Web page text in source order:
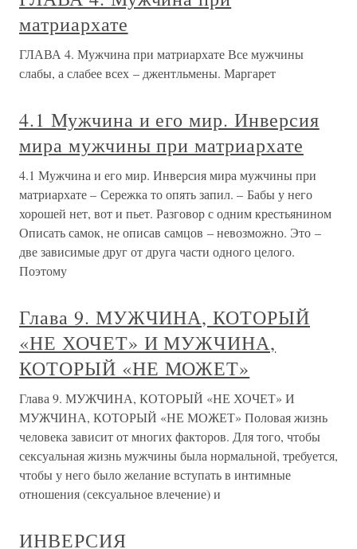
матриархате
ГЛАВА 4. Мужчина при матриархате Все мужчины
слабы, а слабее всех – джентльмены. Маргарет
4.1 Мужчина и его мир. Инверсия
мира мужчины при матриархате
4.1 Мужчина и его мир. Инверсия мира мужчины при
матриархате – Сережка то опять запил. – Бабы у него
хорошей нет, вот и пьет. Разговор с одним крестьянином
Описать самок, не описав самцов – невозможно. Это –
две зависимые друг от друга части одного целого.
Поэтому
Глава 9. МУЖЧИНА, КОТОРЫЙ
«НЕ ХОЧЕТ» И МУЖЧИНА,
КОТОРЫЙ «НЕ МОЖЕТ»
Глава 9. МУЖЧИНА, КОТОРЫЙ «НЕ ХОЧЕТ» И
МУЖЧИНА, КОТОРЫЙ «НЕ МОЖЕТ» Половая жизнь
человека зависит от многих факторов. Для того, чтобы
сексуальная жизнь мужчины была нормальной, требуется,
чтобы у него было желание вступать в интимные
отношения (сексуальное влечение) и
ИНВЕРСИЯ